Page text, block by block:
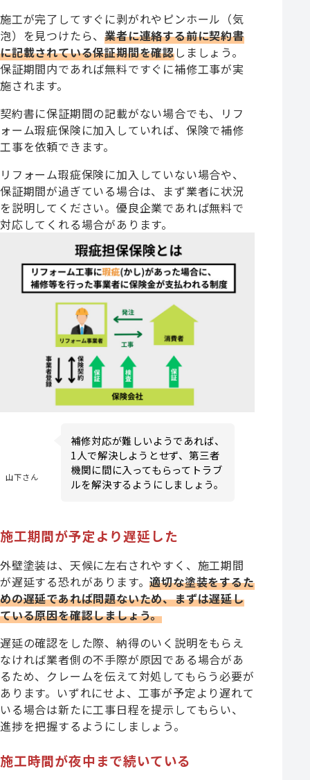
施工が完了してすぐに剥がれやピンホール（気
泡）を見つけたら、業者に連絡する前に契約書
に記載されている保証期間を確認しましょう。
保証期間内であれば無料ですぐに補修工事が実
施されます。
契約書に保証期間の記載がない場合でも、リフ
ォーム瑕疵保険に加入していれば、保険で補修
工事を依頼できます。
リフォーム瑕疵保険に加入していない場合や、
保証期間が過ぎている場合は、まず業者に状況
を説明してください。優良企業であれば無料で
対応してくれる場合があります。
山下さん
補修対応が難しいようであれば、
1人で解決しようとせず、第三者
機関に間に入ってもらってトラブ
ルを解決するようにしましょう。
施工期間が予定より遅延した
外壁塗装は、天候に左右されやすく、施工期間
が遅延する恐れがあります。適切な塗装をするた
めの遅延であれば問題ないため、まずは遅延し
ている原因を確認しましょう。
遅延の確認をした際、納得のいく説明をもらえ
なければ業者側の不手際が原因である場合があ
るため、クレームを伝えて対処してもらう必要が
あります。いずれにせよ、工事が予定より遅れて
いる場合は新たに工事日程を提示してもらい、
進捗を把握するようにしましょう。
施工時間が夜中まで続いている